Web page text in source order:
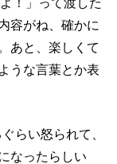
！」って渡した
容がね、確かに
あと、楽しくて
うな言葉とか表
らい怒られて、
なったらしい